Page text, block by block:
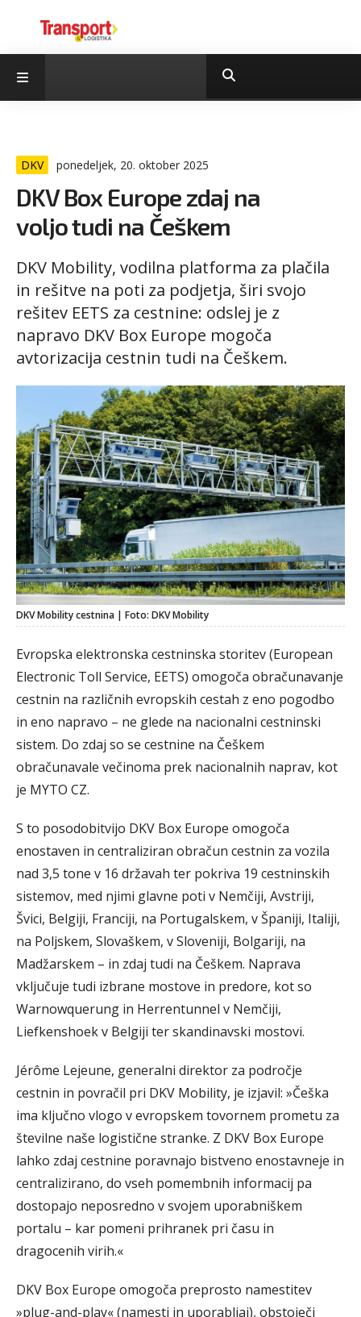
DKV ponedeljek, 20. oktober 2025
DKV Box Europe zdaj na
voljo tudi na Češkem
DKV Mobility, vodilna platforma za plačila
in rešitve na poti za podjetja, širi svojo
rešitev EETS za cestnine: odslej je z
napravo DKV Box Europe mogoča
avtorizacija cestnin tudi na Češkem.
DKV Mobility cestnina | Foto: DKV Mobility
Evropska elektronska cestninska storitev (European
Electronic Toll Service, EETS) omogoča obračunavanje
cestnin na različnih evropskih cestah z eno pogodbo
in eno napravo – ne glede na nacionalni cestninski
sistem. Do zdaj so se cestnine na Češkem
obračunavale večinoma prek nacionalnih naprav, kot
je MYTO CZ.
S to posodobitvijo DKV Box Europe omogoča
enostaven in centraliziran obračun cestnin za vozila
nad 3,5 tone v 16 državah ter pokriva 19 cestninskih
sistemov, med njimi glavne poti v Nemčiji, Avstriji,
Švici, Belgiji, Franciji, na Portugalskem, v Španiji, Italiji,
na Poljskem, Slovaškem, v Sloveniji, Bolgariji, na
Madžarskem – in zdaj tudi na Češkem. Naprava
vključuje tudi izbrane mostove in predore, kot so
Warnowquerung in Herrentunnel v Nemčiji,
Liefkenshoek v Belgiji ter skandinavski mostovi.
Jérôme Lejeune, generalni direktor za področje
cestnin in povračil pri DKV Mobility, je izjavil: »Češka
ima ključno vlogo v evropskem tovornem prometu za
številne naše logistične stranke. Z DKV Box Europe
lahko zdaj cestnine poravnajo bistveno enostavneje in
centralizirano, do vseh pomembnih informacij pa
dostopajo neposredno v svojem uporabniškem
portalu – kar pomeni prihranek pri času in
dragocenih virih.«
DKV Box Europe omogoča preprosto namestitev
»plug-and-play« (namesti in uporabljaj), obstoječi